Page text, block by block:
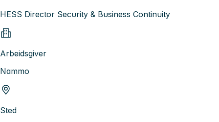
HESS Director Security & Business Continuity
Arbeidsgiver
Nammo
Sted